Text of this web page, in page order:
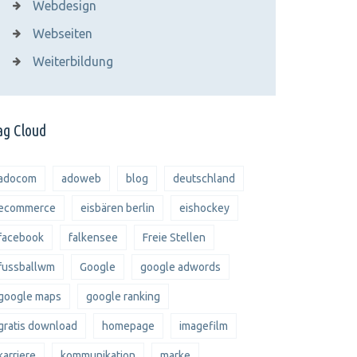
Webdesign
Webseiten
Weiterbildung
Cloud
adoweb blog deutschland
eisbären berlin eishockey
falkensee Freie Stellen
Google google adwords
maps google ranking
download homepage imagefilm